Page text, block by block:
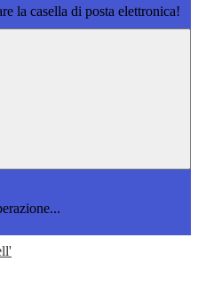
la casella di posta elettronica!